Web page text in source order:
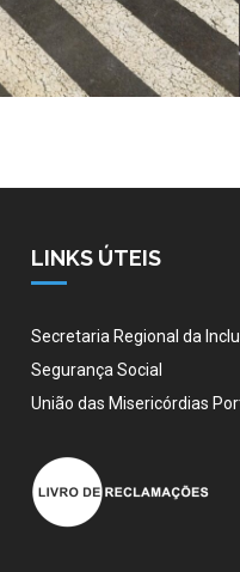
LINKS ÚTEIS
Secretaria Regional da
Segurança Social
União das Misericórdias